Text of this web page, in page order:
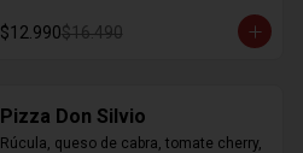
$12.990$16.490
Pizza Don Silvio
Rúcula, queso de cabra, tomate cherry,